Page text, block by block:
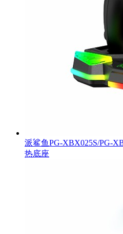
派鲨鱼PG-XBX025S/PG-
热底座